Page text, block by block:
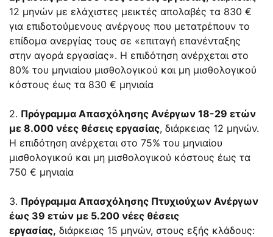
12 μηνών με ελάχιστες μεικτές απολαβές τα 830 €
για επιδοτούμενους ανέργους που μετατρέπουν το
επίδομα ανεργίας τους σε «επιταγή επανένταξης
στην αγορά εργασίας». Η επιδότηση ανέρχεται στο
80% του μηνιαίου μισθολογικού και μη μισθολογικού
κόστους έως τα 830 € μηνιαία
2. Πρόγραμμα Απασχόλησης Ανέργων 18-29 ετών
με 8.000 νέες θέσεις εργασίας, διάρκειας 12 μηνών.
Η επιδότηση ανέρχεται στο 75% του μηνιαίου
μισθολογικού και μη μισθολογικού κόστους έως τα
750 € μηνιαία
3. Πρόγραμμα Απασχόλησης Πτυχιούχων Ανέργων
έως 39 ετών με 5.200 νέες θέσεις
εργασίας, διάρκειας 15 μηνών, στους εξής κλάδους: